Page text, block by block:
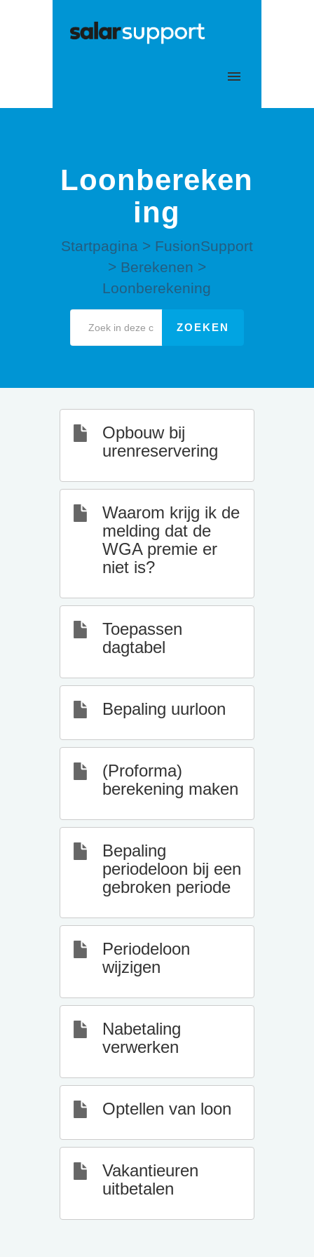
Loonbereken
ing
Startpagina > FusionSupport
> Berekenen >
Loonberekening
Opbouw bij
urenreservering
Waarom krijg ik de
melding dat de
WGA premie er
niet is?
Toepassen
dagtabel
Bepaling uurloon
(Proforma)
berekening maken
Bepaling
periodeloon bij een
gebroken periode
Periodeloon
wijzigen
Nabetaling
verwerken
Optellen van loon
Vakantieuren
uitbetalen